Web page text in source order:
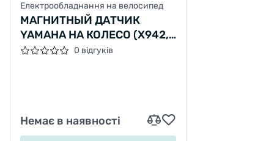
Електрообладнання на велосипед
МАГНИТНЫЙ ДАТЧИК
YAMAHA НА КОЛЕСО (X942,
X943), С 2015Г.
0 відгуків
Немає в наявності